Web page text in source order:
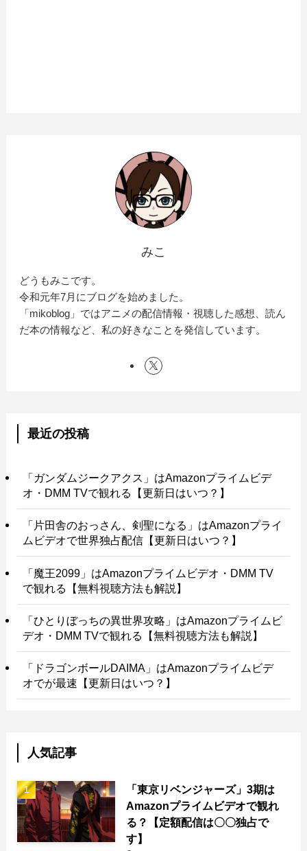
みこ
どうもみこです。
令和元年7月にブログを始めました。
「mikoblog」ではアニメの配信情報・視聴した感想、読ん
だ本の情報など、私の好きなことを発信しています。
最近の投稿
「ガンダムジークアクス」はAmazonプライムビデ
オ・DMM TVで観れる【更新日はいつ？】
「片田舎のおっさん、剣聖になる」はAmazonプライ
ムビデオで世界独占配信【更新日はいつ？】
「魔王2099」はAmazonプライムビデオ・DMM TV
で観れる【無料視聴方法も解説】
「ひとりぼっちの異世界攻略」はAmazonプライムビ
デオ・DMM TVで観れる【無料視聴方法も解説】
「ドラゴンボールDAIMA」はAmazonプライムビデ
オでが最速【更新日はいつ？】
人気記事
「東京リベンジャーズ」3期は
Amazonプライムビデオで観れ
る？【定額配信は〇〇独占で
す】